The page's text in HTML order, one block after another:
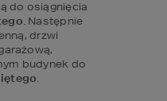
. Następnie
drzwi
budynek do
.